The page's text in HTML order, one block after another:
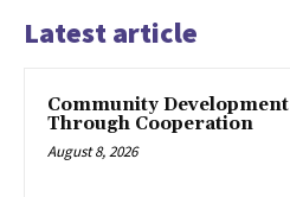
Latest article
Community Development
Through Cooperation
August 8, 2026